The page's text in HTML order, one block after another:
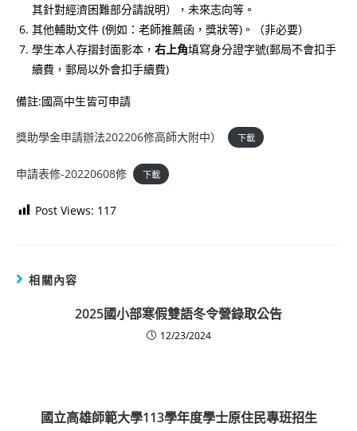
其針對經濟困難部分請說明），未來志向等。
其他輔助文件 (例如：老師推薦函，獎狀等)。（非必要）
學生本人存摺封面影本， 右上角填寫身分證字號(郵局不會扣手
續費，郵局以外會扣手續費)
備註:國高中生皆可申請
獎助學金申請辦法202206修高師大附中） 下載
申請表修-20220608修 下載
Post Views: 117
相關內容
2025國小部寒假雙語冬令營錄取公告
12/23/2024
國立高雄師範大學113學年度學士原住民專班招生